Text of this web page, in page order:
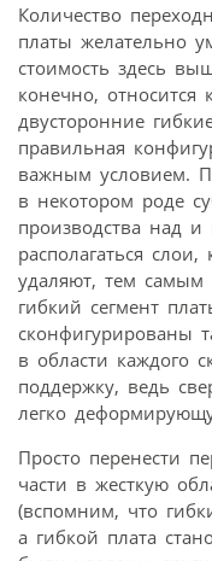
Количество
платы желательно
стоимость здесь
конечно,
двусторонние
правильная
важным условием.
в некотором роде
производства над
располагаться
удаляют, тем самым
гибкий сегмент
сконфигурированы
в области каждого
поддержку, ведь
легко
Просто перенести
части в жесткую
(вспомним, что
а гибкой плата